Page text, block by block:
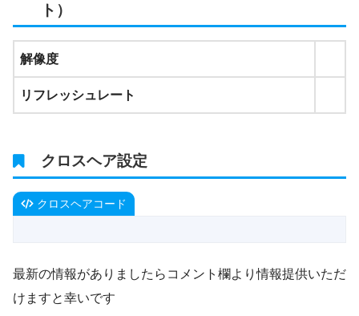
ト）
解像度
リフレッシュレート
クロスヘア設定
クロスヘアコード
最新の情報がありましたらコメント欄より情報提供いただ
けますと幸いです